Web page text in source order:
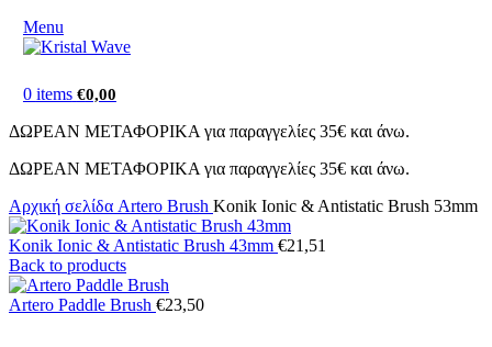
Menu
0 items €0,00
ΔΩΡΕΑΝ ΜΕΤΑΦΟΡΙΚΑ για παραγγελίες 35€ και άνω.
ΔΩΡΕΑΝ ΜΕΤΑΦΟΡΙΚΑ για παραγγελίες 35€ και άνω.
Αρχική σελίδα Artero Brush Konik Ionic & Antistatic Brush 53mm
Konik Ionic & Antistatic Brush 43mm €21,51
Back to products
Artero Paddle Brush €23,50